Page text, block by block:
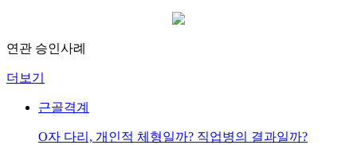
연관 승인사례
더보기
근골격계
O자 다리, 개인적 체형일까? 직업병의 결과일까?